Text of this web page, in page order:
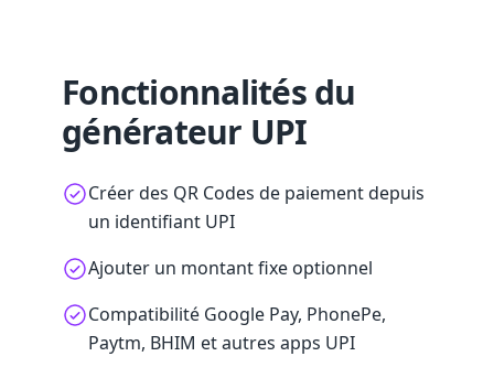
Fonctionnalités du
générateur UPI
Créer des QR Codes de paiement depuis
un identifiant UPI
Ajouter un montant fixe optionnel
Compatibilité Google Pay, PhonePe,
Paytm, BHIM et autres apps UPI